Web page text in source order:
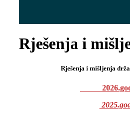
Rješenja i
Rješenja i mišljenja